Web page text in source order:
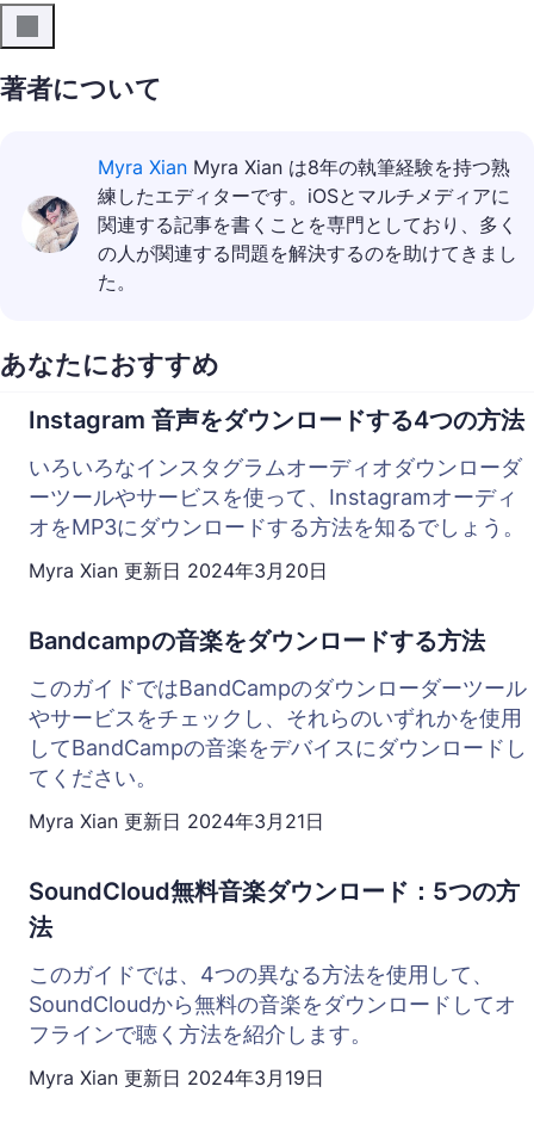
著者について
Myra Xian Myra Xian は8年の執筆経験を持つ熟
練したエディターです。iOSとマルチメディアに
関連する記事を書くことを専門としており、多く
の人が関連する問題を解決するのを助けてきまし
た。
あなたにおすすめ
Instagram 音声をダウンロードする4つの方法
いろいろなインスタグラムオーディオダウンローダ
ーツールやサービスを使って、Instagramオーディ
オをMP3にダウンロードする方法を知るでしょう。
Myra Xian 更新日 2024年3月20日
Bandcampの音楽をダウンロードする方法
このガイドではBandCampのダウンローダーツール
やサービスをチェックし、それらのいずれかを使用
してBandCampの音楽をデバイスにダウンロードし
てください。
Myra Xian 更新日 2024年3月21日
SoundCloud無料音楽ダウンロード：5つの方
法
このガイドでは、4つの異なる方法を使用して、
SoundCloudから無料の音楽をダウンロードしてオ
フラインで聴く方法を紹介します。
Myra Xian 更新日 2024年3月19日